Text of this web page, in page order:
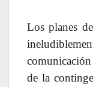
Los planes
de la